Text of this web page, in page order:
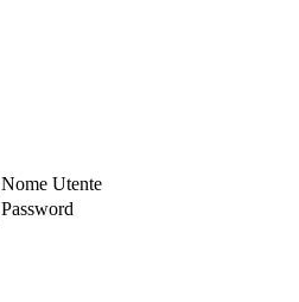
Nome Utente
Password